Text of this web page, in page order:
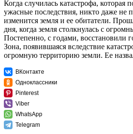
Когда случилась катастрофа, которая
ужасные последствия, никто даже не
изменится земля и ее обитатели.
дня, когда земля столкнулась с
Постепенно, с годами, восстановили
Зона, появившаяся вследствие
огромную территорию земли. Ее
ВКонтакте
Одноклассники
Pinterest
Viber
WhatsApp
Telegram